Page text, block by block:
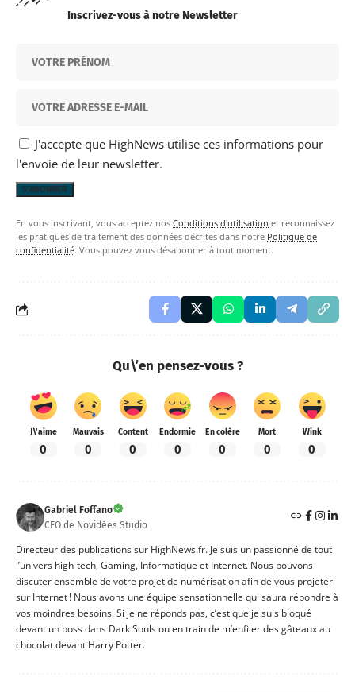
Inscrivez-vous à notre Newsletter
J'accepte que HighNews utilise ces informations pour
l'envoie de leur newsletter.
En vous inscrivant, vous acceptez nos Conditions d'utilisation et reconnaissez
les pratiques de traitement des données décrites dans notre Politique de
confidentialité. Vous pouvez vous désabonner à tout moment.
Qu\’en pensez-vous ?
J\'aime
0
Mauvais
0
Content
0
Endormie
0
En colère
0
Mort
0
Wink
0
Gabriel Foffano
CEO de Novidées Studio
Directeur des publications sur HighNews.fr. Je suis un passionné de tout
l’univers high-tech, Gaming, Informatique et Internet. Nous pouvons
discuter ensemble de votre projet de numérisation afin de vous projeter
sur Internet ! Nous avons une équipe sensationnelle qui saura répondre à
vos moindres besoins. Si je ne réponds pas, c’est que je suis bloqué
devant un boss dans Dark Souls ou en train de m’enfiler des gâteaux au
chocolat devant Harry Potter.